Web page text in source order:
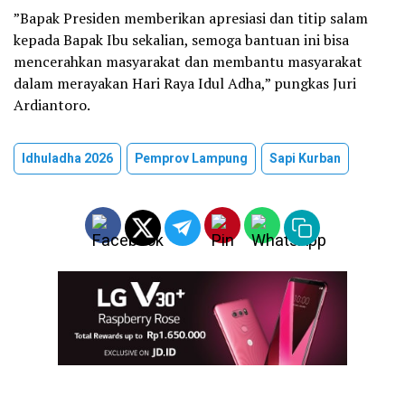
​”Bapak Presiden memberikan apresiasi dan titip salam
kepada Bapak Ibu sekalian, semoga bantuan ini bisa
mencerahkan masyarakat dan membantu masyarakat
dalam merayakan Hari Raya Idul Adha,” pungkas Juri
Ardiantoro.
Idhuladha 2026 Pemprov Lampung Sapi Kurban